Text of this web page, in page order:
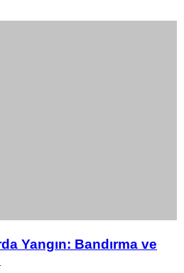
Yangın: Bandırma ve